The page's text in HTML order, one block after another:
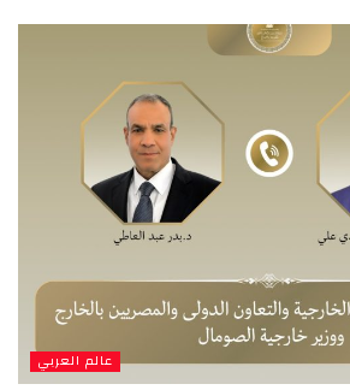
عالم العربي